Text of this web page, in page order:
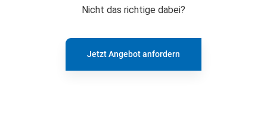
Nicht das richtige dabei?
Jetzt Angebot anfordern